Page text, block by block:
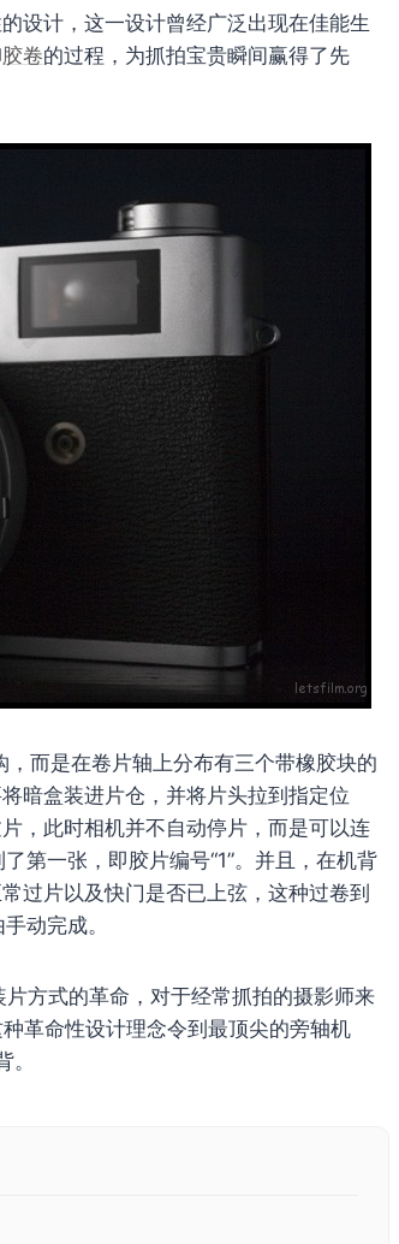
设计，这一设计曾经广泛出现在佳能生
胶卷的过程，为抓拍宝贵瞬间赢得了先
而是在卷片轴上分布有三个带橡胶块的
将暗盒装进片仓，并将片头拉到指定位
，此时相机并不自动停片，而是可以连
第一张，即胶片编号“1”。并且，在机背
过片以及快门是否已上弦，这种过卷到
动完成。
方式的革命，对于经常抓拍的摄影师来
革命性设计理念令到最顶尖的旁轴机